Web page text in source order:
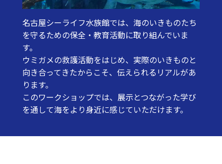
名古屋シーライフ水族館では、海のいきものたち
を守るための保全・教育活動に取り組んでいま
す。
ウミガメの救護活動をはじめ、実際のいきものと
向き合ってきたからこそ、伝えられるリアルがあ
ります。
このワークショップでは、展示とつながった学び
を通して海をより身近に感じていただけます。